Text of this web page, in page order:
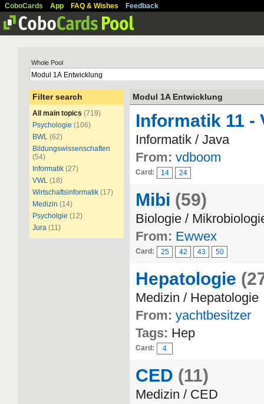
CoboCards App FAQ & Wishes Feedback
Whole Pool
Filter search
All main topics (719)
Psychologie (106)
BWL (62)
Bildungswissenschaften
(54)
Informatik (27)
VWL (18)
Wirtschaftsinformatik (17)
Medizin (14)
Psycholgie (12)
Jura (11)
Modul 1A Entwicklung
Informatik 11 -
Informatik / Java
From: vdboom
Card: 14 24
Mibi (59)
Biologie /
From: Ewwex
Card: 25 42 43 50
Hepatologie
Medizin / Hepatologie
From: yachtbesitzer
Tags: Hep
Card: 4
CED (11)
Medizin / CED